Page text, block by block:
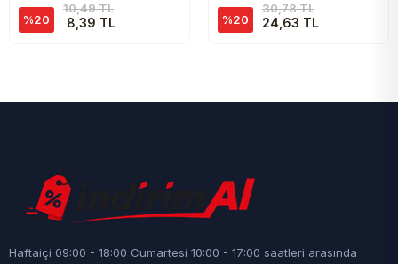
%20
10,49 TL
8,39 TL %20
30,78 TL
24,63 TL
Haftaiçi 09:00 - 18:00 Cumartesi 10:00 - 17:00 saatleri arasında